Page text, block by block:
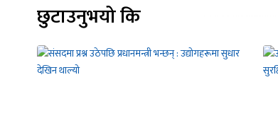
छुटाउनुभयो कि